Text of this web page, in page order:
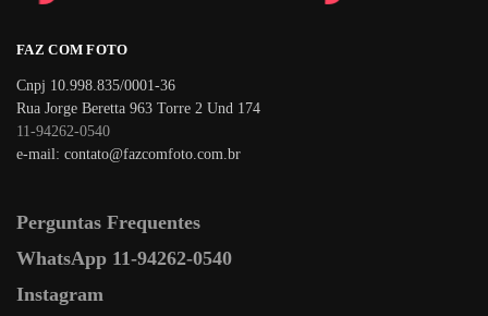
FAZ COM FOTO
Cnpj 10.998.835/0001-36
Rua Jorge Beretta 963 Torre 2 Und 174
11-94262-0540
e-mail: contato@fazcomfoto.com.br
Perguntas Frequentes
WhatsApp 11-94262-0540
Instagram